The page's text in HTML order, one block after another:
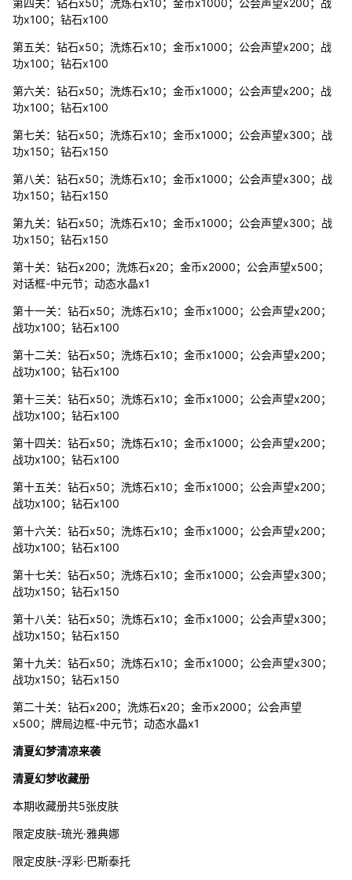
第四关：钻石x50；洗炼石x10；金币x1000；公会声望x200；战
功x100；钻石x100
第五关：钻石x50；洗炼石x10；金币x1000；公会声望x200；战
功x100；钻石x100
第六关：钻石x50；洗炼石x10；金币x1000；公会声望x200；战
功x100；钻石x100
第七关：钻石x50；洗炼石x10；金币x1000；公会声望x300；战
功x150；钻石x150
第八关：钻石x50；洗炼石x10；金币x1000；公会声望x300；战
功x150；钻石x150
第九关：钻石x50；洗炼石x10；金币x1000；公会声望x300；战
功x150；钻石x150
第十关：钻石x200；洗炼石x20；金币x2000；公会声望x500；
对话框-中元节；动态水晶x1
第十一关：钻石x50；洗炼石x10；金币x1000；公会声望x200；
战功x100；钻石x100
第十二关：钻石x50；洗炼石x10；金币x1000；公会声望x200；
战功x100；钻石x100
第十三关：钻石x50；洗炼石x10；金币x1000；公会声望x200；
战功x100；钻石x100
第十四关：钻石x50；洗炼石x10；金币x1000；公会声望x200；
战功x100；钻石x100
第十五关：钻石x50；洗炼石x10；金币x1000；公会声望x200；
战功x100；钻石x100
第十六关：钻石x50；洗炼石x10；金币x1000；公会声望x200；
战功x100；钻石x100
第十七关：钻石x50；洗炼石x10；金币x1000；公会声望x300；
战功x150；钻石x150
第十八关：钻石x50；洗炼石x10；金币x1000；公会声望x300；
战功x150；钻石x150
第十九关：钻石x50；洗炼石x10；金币x1000；公会声望x300；
战功x150；钻石x150
第二十关：钻石x200；洗炼石x20；金币x2000；公会声望
x500；牌局边框-中元节；动态水晶x1
清夏幻梦清凉来袭
清夏幻梦收藏册
本期收藏册共5张皮肤
限定皮肤-琉光·雅典娜
限定皮肤-浮彩·巴斯泰托